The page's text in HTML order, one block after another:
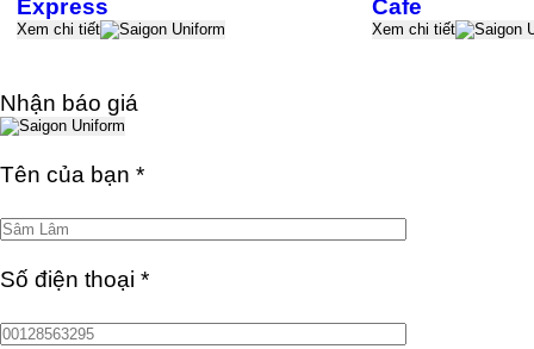
Express
Xem chi tiết
Cafe
Xem chi tiết
Nhận báo giá
Tên của bạn *
Số điện thoại *